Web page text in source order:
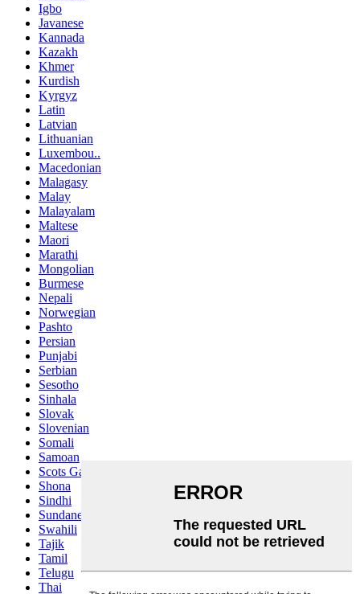
Igbo
Javanese
Kannada
Kazakh
Khmer
Kurdish
Kyrgyz
Latin
Latvian
Lithuanian
Luxembou..
Macedonian
Malagasy
Malay
Malayalam
Maltese
Maori
Marathi
Mongolian
Burmese
Nepali
Norwegian
Pashto
Persian
Punjabi
Serbian
Sesotho
Sinhala
Slovak
Slovenian
Somali
Samoan
Scots Gaelic
Shona
Sindhi
Sundanese
Swahili
Tajik
Tamil
Telugu
Thai